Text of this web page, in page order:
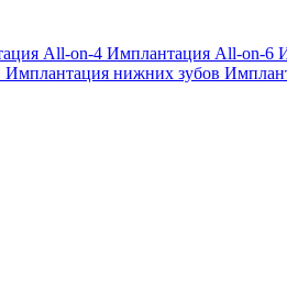
All-on-4 Имплантация All-on-6
Имплантация нижних зубов